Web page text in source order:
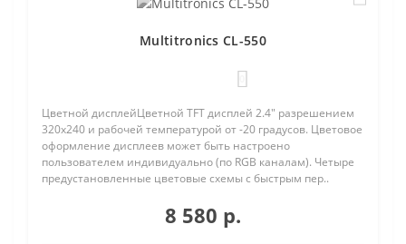
Multitronics CL-550
Цветной дисплейЦветной TFT дисплей 2.4" разрешением
320х240 и рабочей температурой от -20 градусов. Цветовое
оформление дисплеев может быть настроено
пользователем индивидуально (по RGB каналам). Четыре
предустановленные цветовые схемы с быстрым пер..
8 580 р.